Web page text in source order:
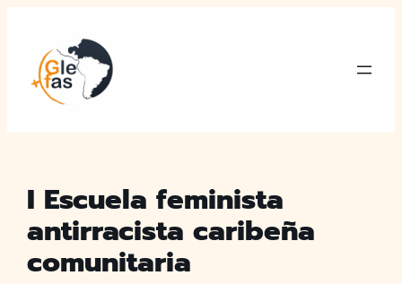
contenido
I Escuela feminista
antirracista caribeña
comunitaria